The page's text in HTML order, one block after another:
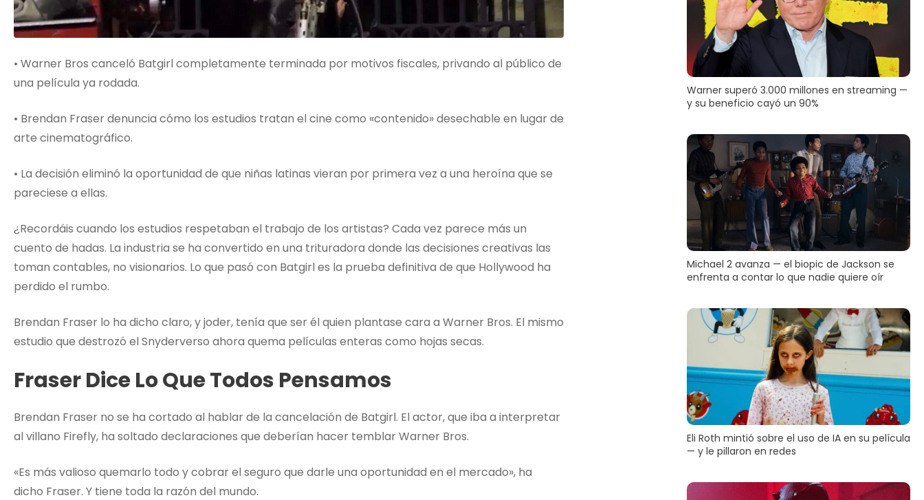
• Warner Bros canceló Batgirl completamente terminada por motivos fiscales, privando al público de
una película ya rodada.
• Brendan Fraser denuncia cómo los estudios tratan el cine como «contenido» desechable en lugar de
arte cinematográfico.
• La decisión eliminó la oportunidad de que niñas latinas vieran por primera vez a una heroína que se
pareciese a ellas.
¿Recordáis cuando los estudios respetaban el trabajo de los artistas? Cada vez parece más un
cuento de hadas. La industria se ha convertido en una trituradora donde las decisiones creativas las
toman contables, no visionarios. Lo que pasó con Batgirl es la prueba definitiva de que Hollywood ha
perdido el rumbo.
Brendan Fraser lo ha dicho claro, y joder, tenía que ser él quien plantase cara a Warner Bros. El mismo
estudio que destrozó el Snyderverso ahora quema películas enteras como hojas secas.
Fraser Dice Lo Que Todos Pensamos
Brendan Fraser no se ha cortado al hablar de la cancelación de Batgirl. El actor, que iba a interpretar
al villano Firefly, ha soltado declaraciones que deberían hacer temblar Warner Bros.
«Es más valioso quemarlo todo y cobrar el seguro que darle una oportunidad en el mercado», ha
dicho Fraser. Y tiene toda la razón del mundo.
Warner superó 3.000 millones en streaming —
y su beneficio cayó un 90%
Michael 2 avanza — el biopic de Jackson se
enfrenta a contar lo que nadie quiere oír
Eli Roth mintió sobre el uso de IA en su película
— y le pillaron en redes